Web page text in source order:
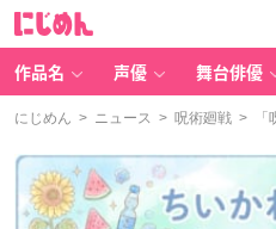
作品名 声優 舞台俳優
にじめん > ニュース > 呪術廻戦 > 「